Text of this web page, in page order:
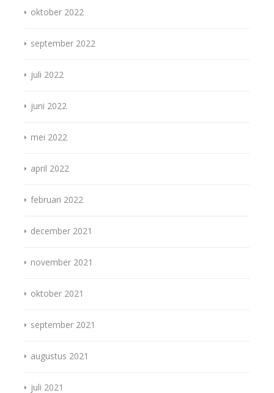
oktober 2022
september 2022
juli 2022
juni 2022
mei 2022
april 2022
februari 2022
december 2021
november 2021
oktober 2021
september 2021
augustus 2021
juli 2021